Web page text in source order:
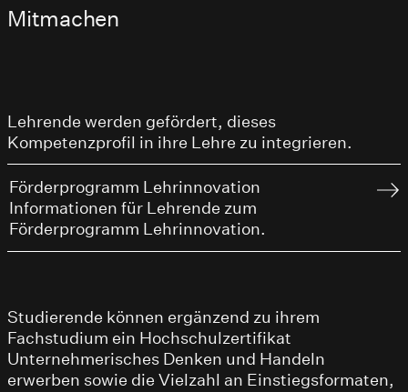
Mitmachen
Lehrende werden gefördert, dieses
Kompetenzprofil in ihre Lehre zu integrieren.
Förderprogramm Lehrinnovation
Informationen für Lehrende zum
Förderprogramm Lehrinnovation.
Studierende können ergänzend zu ihrem
Fachstudium ein Hochschulzertifikat
Unternehmerisches Denken und Handeln
erwerben sowie die Vielzahl an Einstiegsformaten,